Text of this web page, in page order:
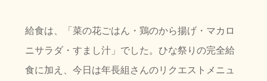
給食は、「菜の花ごはん・鶏のから揚げ・マカロ
ニサラダ・すまし汁」でした。ひな祭りの完全給
食に加え、今日は年長組さんのリクエストメニュ